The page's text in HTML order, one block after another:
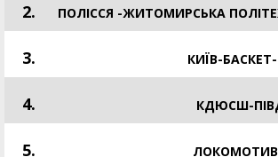
2. ПОЛІССЯ -ЖИТОМИРСЬКА
3. КИЇВ-
4. КДЮСШ-
5. ЛОКОМОТИВ